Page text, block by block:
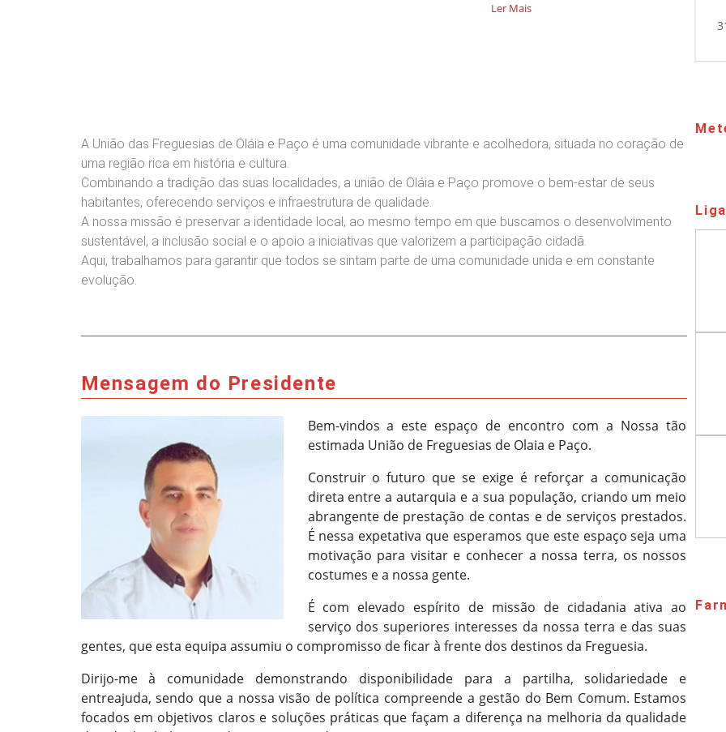
Ler Mais
A União das Freguesias de Oláia e Paço é uma comunidade vibrante e acolhedora, situada no coração de
uma região rica em história e cultura.
Combinando a tradição das suas localidades, a união de Oláia e Paço promove o bem-estar de seus
habitantes, oferecendo serviços e infraestrutura de qualidade.
A nossa missão é preservar a identidade local, ao mesmo tempo em que buscamos o desenvolvimento
sustentável, a inclusão social e o apoio a iniciativas que valorizem a participação cidadã.
Aqui, trabalhamos para garantir que todos se sintam parte de uma comunidade unida e em constante
evolução.
Mensagem do Presidente
Bem-vindos a este espaço de encontro com a Nossa tão
estimada União de Freguesias de Olaia e Paço.
Construir o futuro que se exige é reforçar a comunicação
direta entre a autarquia e a sua população, criando um meio
abrangente de prestação de contas e de serviços prestados.
É nessa expetativa que esperamos que este espaço seja uma
motivação para visitar e conhecer a nossa terra, os nossos
costumes e a nossa gente.
É com elevado espírito de missão de cidadania ativa ao
serviço dos superiores interesses da nossa terra e das suas
gentes, que esta equipa assumiu o compromisso de ficar à frente dos destinos da Freguesia.
Dirijo-me à comunidade demonstrando disponibilidade para a partilha, solidariedade e
entreajuda, sendo que a nossa visão de política compreende a gestão do Bem Comum. Estamos
focados em objetivos claros e soluções práticas que façam a diferença na melhoria da qualidade